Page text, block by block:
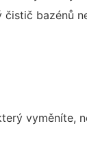
bazénů
vyměníte,